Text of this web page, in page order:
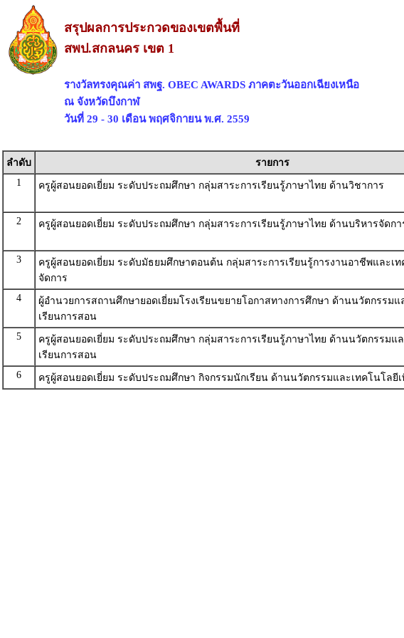
สรุปผลการประกวดของเขตพื้นที่
สพป.สกลนคร เขต 1
รางวัลทรงคุณค่า สพฐ. OBEC AWARDS ภาคตะวันออกเฉียงเหนือ
ณ จังหวัดบึงกาฬ
วันที่ 29 - 30 เดือน พฤศจิกายน พ.ศ. 2559
ลำดับ รายการ
1
ครูผู้สอนยอดเยี่ยม ระดับประถมศึกษา กลุ่มสาระการเรียนรู้ภาษาไทย ด้านวิชาการ
2
ครูผู้สอนยอดเยี่ยม ระดับประถมศึกษา กลุ่มสาระการเรียนรู้ภาษาไทย ด้านบริหารจัดกา
3
ครูผู้สอนยอดเยี่ยม ระดับมัธยมศึกษาตอนต้น กลุ่มสาระการเรียนรู้การงานอาชีพและเ
จัดการ
4
ผู้อำนวยการสถานศึกษายอดเยี่ยมโรงเรียนขยายโอกาสทางการศึกษา ด้านนวัตกรรมแ
เรียนการสอน
5
ครูผู้สอนยอดเยี่ยม ระดับประถมศึกษา กลุ่มสาระการเรียนรู้ภาษาไทย ด้านนวัตกรรมแ
เรียนการสอน
6 ครูผู้สอนยอดเยี่ยม ระดับประถมศึกษา กิจกรรมนักเรียน ด้านนวัตกรรมและเทคโนโลยี